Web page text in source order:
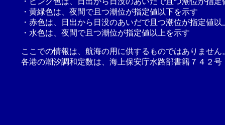
・黄緑色は、夜間で且つ潮位が指定値以下を示す
・赤色は、日出から日没のあいだで且つ潮位が指定値以
・水色は、夜間で且つ潮位が指定値以上を示す
ここでの情報は、航海の用に供するものではありませ
各港の潮汐調和定数は、海上保安庁水路部書籍７４２